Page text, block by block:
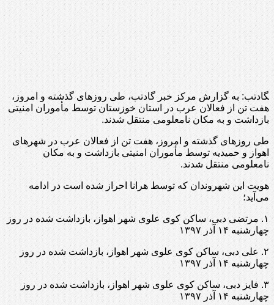
‍گادتب: به گزارش مرکز خبر گادتب، طی روزهای گذشته و امروز،
هفت تن از فعالان عرب در استان خوزستان توسط مأموران امنیتی
بازداشت و به مکان نامعلومی منتقل شدند.
طی روزهای گذشته و امروز، هفت تن از فعالان عرب در شهرهای
اهواز و حمیدیه توسط مأموران امنیتی بازداشت و به مکان
نامعلومی منتقل شدند.
هویت این شهروندان که توسط هرانا احراز شده است در ادامه
می‌آید؛
۱. مرتضی دبی، ساکن کوی علوی شهر اهواز، بازداشت شده در روز
چهارشنبه ۱۴ آذر ۱۳۹۷
۲. علی دبی، ساکن کوی علوی شهر اهواز، بازداشت شده در روز
چهارشنبه ۱۴ آذر ۱۳۹۷
۳. فایز دبی، ساکن کوی علوی شهر اهواز، بازداشت شده در روز
چهارشنبه ۱۴ آذر ۱۳۹۷